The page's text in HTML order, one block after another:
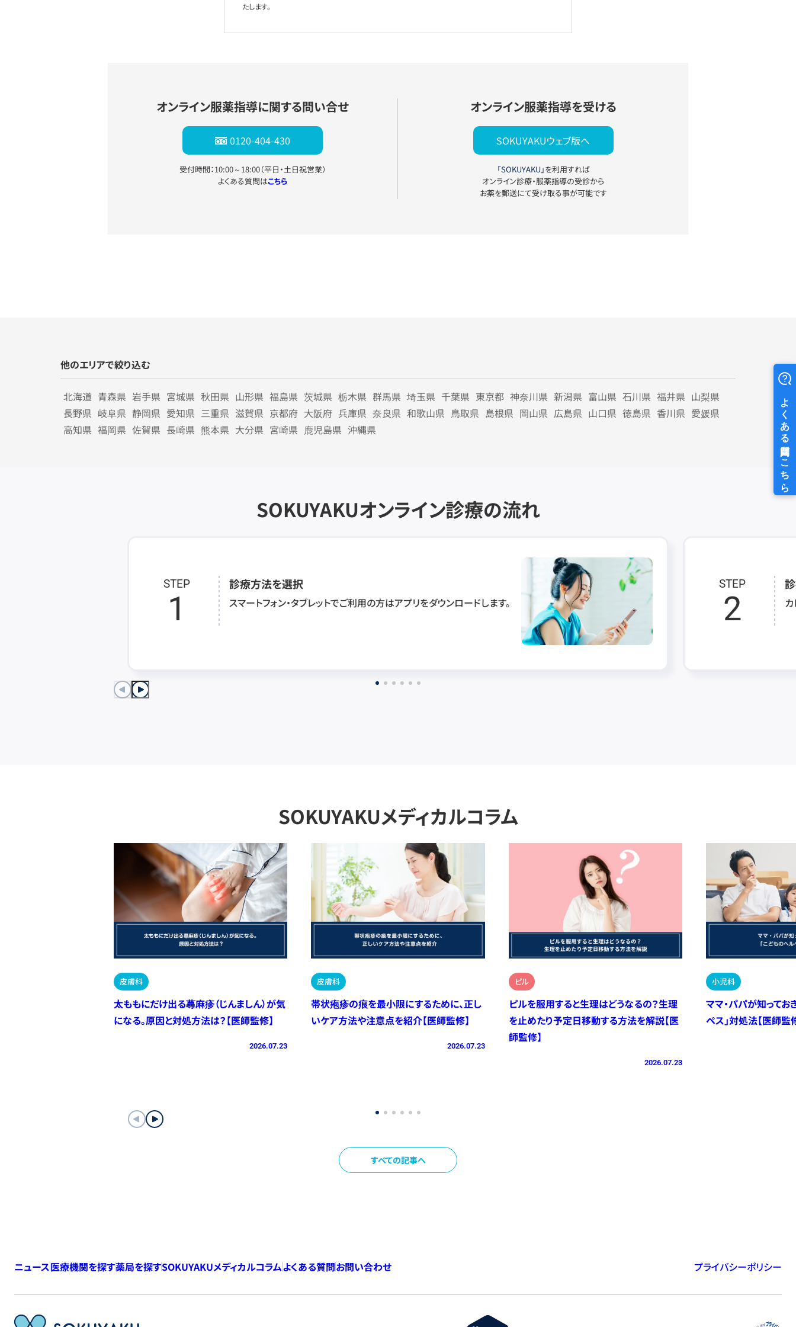
たします。
オンライン服薬指導に関する問い合せ
0120-404-430
受付時間：10:00～18:00（平日・土日祝営業）
よくある質問はこちら
オンライン服薬指導を受ける
SOKUYAKUウェブ版へ
「SOKUYAKU」を利用すれば
オンライン診療・服薬指導の受診から
お薬を郵送にて受け取る事が可能です
他のエリアで絞り込む
北海道 青森県 岩手県 宮城県 秋田県 山形県 福島県 茨城県 栃木県 群馬県 埼玉県 千葉県 東京都 神奈川県 新潟県 富山県 石川県 福井県 山梨県
長野県 岐阜県 静岡県 愛知県 三重県 滋賀県 京都府 大阪府 兵庫県 奈良県 和歌山県 鳥取県 島根県 岡山県 広島県 山口県 徳島県 香川県 愛媛県
高知県 福岡県 佐賀県 長崎県 熊本県 大分県 宮崎県 鹿児島県 沖縄県
SOKUYAKUオンライン診療の流れ
STEP
1
診療方法を選択
スマートフォン・タブレットでご利用の方はアプリをダウンロードします。
STEP
2
SOKUYAKUメディカルコラム
皮膚科
太ももにだけ出る蕁麻疹（じんましん）が気
になる。原因と対処方法は？【医師監修】
2026.07.23
皮膚科
帯状疱疹の痕を最小限にするために、正し
いケア方法や注意点を紹介【医師監修】
2026.07.23
ピル
ピルを服用すると生理はどうなるの？生理
を止めたり予定日移動する方法を解説【医
師監修】
2026.07.23
小児科
ママ・パパが知ってお
ペス」対処法【医師監
すべての記事へ
ニュース医療機関を探す薬局を探すSOKUYAKUメディカルコラムよくある質問お問い合わせ プライバシーポリシー